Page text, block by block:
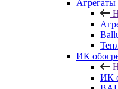
Агрегаты
ИК
ИК